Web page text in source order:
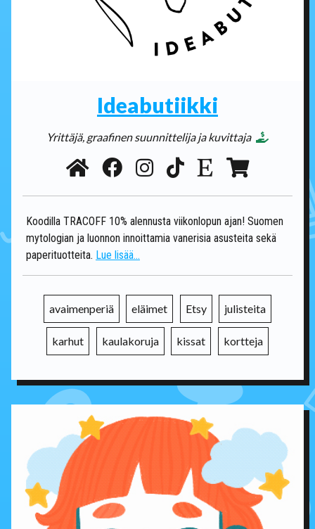
Ideabutiikki
Yrittäjä, graafinen suunnittelija ja kuvittaja
Koodilla TRACOFF 10% alennusta viikonlopun ajan! Suomen
mytologian ja luonnon innoittamia vanerisia asusteita sekä
paperituotteita. Lue lisää...
avaimenperiä eläimet Etsy julisteita
karhut kaulakoruja kissat kortteja